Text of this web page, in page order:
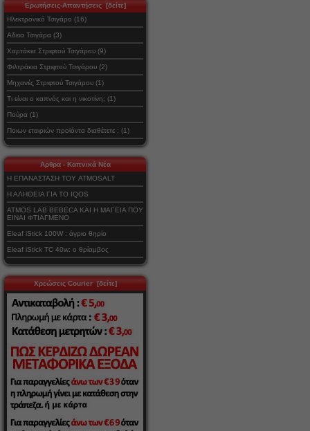
Ερωτήσεις-Απαντήσεις [δείτε]
Ηλεκτρονικό Τσιγάρο (16)
Αδεια Τσιγάρα (3)
Χαρτάκια Στριφτού Τσιγάρου (9)
Φιλτράκια Στριφτού Τσιγάρου (2)
Μηχανές Στριφτού Τσιγάρου (1)
Τι είναι ο καπνός και η νικοτίνη; (1)
Πούρα (1)
Ποιων εταιριών προϊόντα διαθέτετε ; (1)
Αρθρα - Καπνικά Νέα
Η ΕΠΑΝΑΣΤΑΣΗ ΤΟΥ ATMOSALT
Η ΑΛΗΘΕΙΑ ΓΙΑ ΤΟ IQOS
ATMOS LAB BEBECA ΚΑΙ Η ΜΑΓΕΙΑ ΠΟΥ
ΕΙΝΑΙ ΦΤΙΑΓΜΕΝΟ
Eleaf iStick 100W : άγριο θηρίο
Eleaf iStick TC 40w: ο θρίαμβος
Χρεώσεις Courier [δείτε]